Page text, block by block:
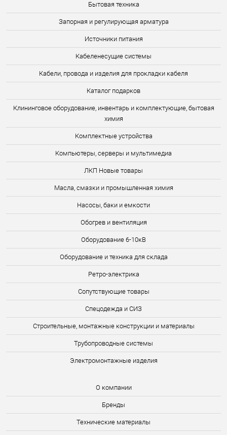
Бытовая техника
Запорная и регулирующая арматура
Источники питания
Кабеленесущие системы
Кабели, провода и изделия для прокладки кабеля
Каталог подарков
Клининговое оборудование, инвентарь и комплектующие, бытовая
химия
Комплектные устройства
Компьютеры, серверы и мультимедиа
ЛКП Новые товары
Масла, смазки и промышленная химия
Насосы, баки и емкости
Обогрев и вентиляция
Оборудование 6-10кВ
Оборудование и техника для склада
Ретро-электрика
Сопутствующие товары
Спецодежда и СИЗ
Строительные, монтажные конструкции и материалы
Трубопроводные системы
Электромонтажные изделия
О компании
Бренды
Технические материалы